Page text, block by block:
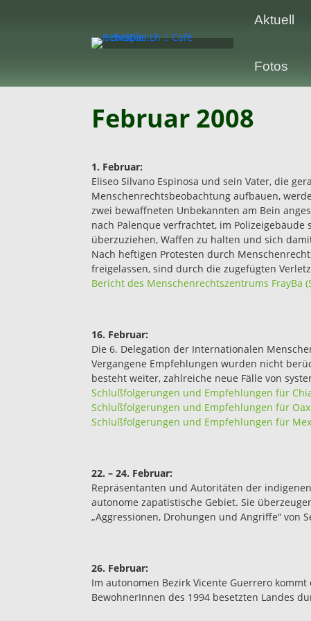
Aktuell
Fotos
Februar 2008
1. Februar:
Eliseo Silvano Espinosa und sein Vater, die
Menschenrechtsbeobachtung aufbauen,
zwei bewaffneten Unbekannten am Bein
nach Palenque verfrachtet, im
überzuziehen, Waffen zu halten und sich
Nach heftigen Protesten durch
freigelassen, sind durch die zugefügten
Bericht des Menschenrechtszentrums FrayBa
16. Februar:
Die 6. Delegation der Internationalen
Vergangene Empfehlungen wurden nicht
besteht weiter, zahlreiche neue Fälle von
Schlußfolgerungen und Empfehlungen für
Schlußfolgerungen und Empfehlungen für
Schlußfolgerungen und Empfehlungen für
22. – 24. Februar:
Repräsentanten und Autoritäten der
autonome zapatistische Gebiet. Sie
„Aggressionen, Drohungen und Angriffe“ von
26. Februar:
Im autonomen Bezirk Vicente Guerrero
BewohnerInnen des 1994 besetzten Landes